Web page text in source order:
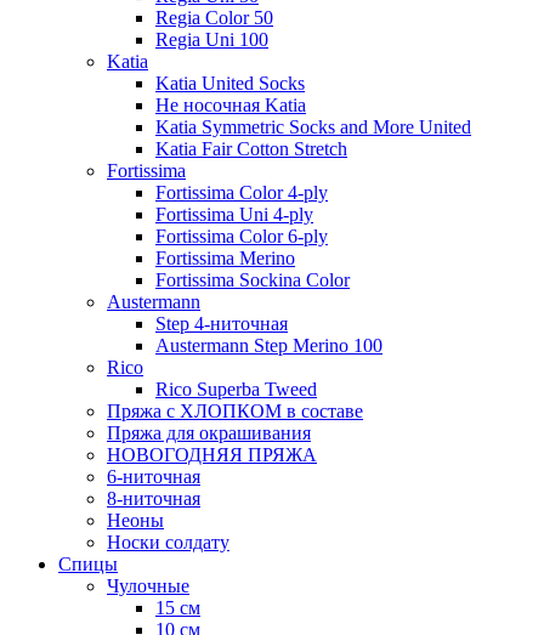
Regia Color 50
Regia Uni 100
Katia
Katia United Socks
Не носочная Katia
Katia Symmetric Socks and More United
Katia Fair Cotton Stretch
Fortissima
Fortissima Color 4-ply
Fortissima Uni 4-ply
Fortissima Color 6-ply
Fortissima Merino
Fortissima Sockina Color
Austermann
Step 4-ниточная
Austermann Step Merino 100
Rico
Rico Superba Tweed
Пряжа с ХЛОПКОМ в составе
Пряжа для окрашивания
НОВОГОДНЯЯ ПРЯЖА
6-ниточная
8-ниточная
Неоны
Носки солдату
Спицы
Чулочные
15 см
10 см